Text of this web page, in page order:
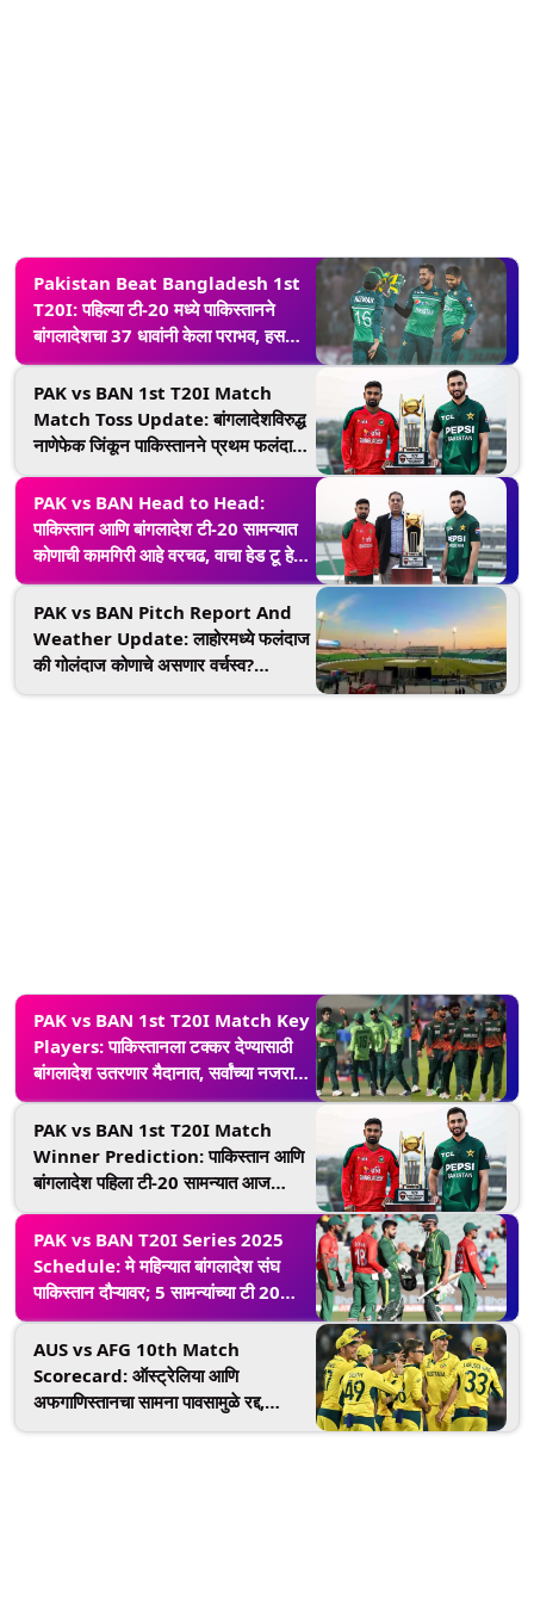
Pakistan Beat Bangladesh 1st
T20I: पहिल्या टी-20 मध्ये पाकिस्तानने
बांगलादेशचा 37 धावांनी केला पराभव, हसन
अलीची घातक गोलंदाजी
PAK vs BAN 1st T20I Match
Match Toss Update: बांगलादेशविरुद्ध
नाणेफेक जिंकून पाकिस्तानने प्रथम फलंदाजी
करण्याचा घेतला निर्णय; पाहा प्लेइंग 11
PAK vs BAN Head to Head:
पाकिस्तान आणि बांगलादेश टी-20 सामन्यात
कोणाची कामगिरी आहे वरचढ, वाचा हेड टू हेड
रेकाॅर्ड
PAK vs BAN Pitch Report And
Weather Update: लाहोरमध्ये फलंदाज
की गोलंदाज कोणाचे असणार वर्चस्व?
PAK vs BAN 1st T20I Match Key
Players: पाकिस्तानला टक्कर देण्यासाठी
बांगलादेश उतरणार मैदानात, सर्वांच्या नजरा
असणार 'या' दिग्गज खेळाडूंवर
PAK vs BAN 1st T20I Match
Winner Prediction: पाकिस्तान आणि
बांगलादेश पहिला टी-20 सामन्यात आज
कोणता संघ जिंकणार? वाचा मॅच प्रेडिक्शन
रिपोर्ट
PAK vs BAN T20I Series 2025
Schedule: मे महिन्यात बांगलादेश संघ
पाकिस्तान दौऱ्यावर; 5 सामन्यांच्या टी 20
मालिकांचे संपूर्ण वेळापत्रक जाहीर
AUS vs AFG 10th Match
Scorecard: ऑस्ट्रेलिया आणि
अफगाणिस्तानचा सामना पावसामुळे रद्द,